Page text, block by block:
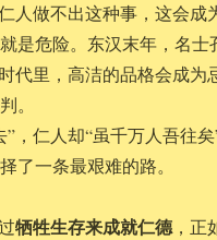
人做不出这种事，这会成
是危险。东汉末年，名士
代里，高洁的品格会成为
。
”，仁人却“虽千万人吾往
了一条最艰难的路。
牺牲生存来成就仁德，正